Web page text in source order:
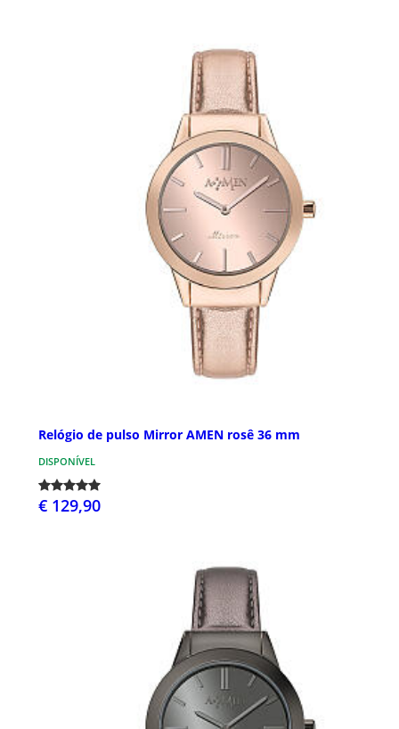
Relógio de pulso Mirror AMEN rosê 36 mm
DISPONÍVEL
€ 129,90